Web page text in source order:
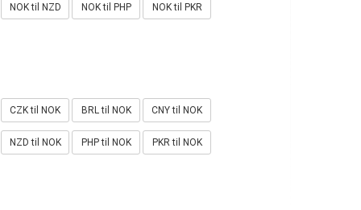
NOK til NZD NOK til PHP NOK til PKR
CZK til NOK BRL til NOK CNY til NOK
NZD til NOK PHP til NOK PKR til NOK